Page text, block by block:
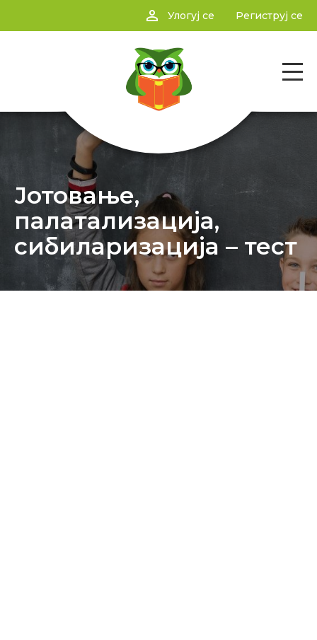
person_outline Улогуј се Региструј се
Јотовање,
палатализација,
сибиларизација – тест